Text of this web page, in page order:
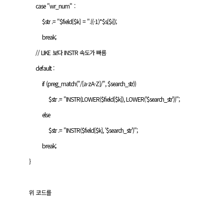
case "wr_num" :
$str .= "$field[$k] = ".((-1)*$s[$i]);
break;
// LIKE 보다 INSTR 속도가 빠름
default :
if (preg_match("/[a-zA-Z]/", $search_str))
$str .= "INSTR(LOWER($field[$k]), LOWER('$search_str'))";
else
$str .= "INSTR($field[$k], '$search_str')";
break;
}
위 코드를